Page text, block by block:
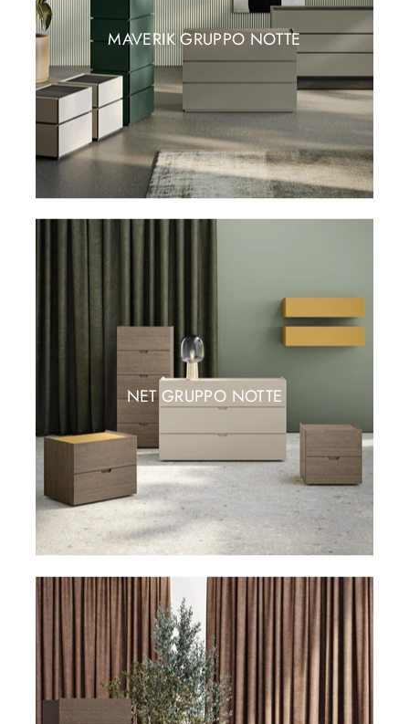
MAVERIK GRUPPO NOTTE
NET GRUPPO NOTTE